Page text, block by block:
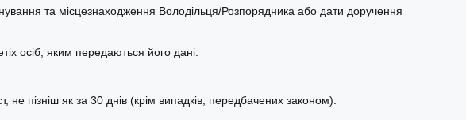
та місцезнаходження Володільця/Розпорядника або дати доручення
осіб, яким передаються його дані.
не пізніш як за 30 днів (крім випадків, передбачених законом).